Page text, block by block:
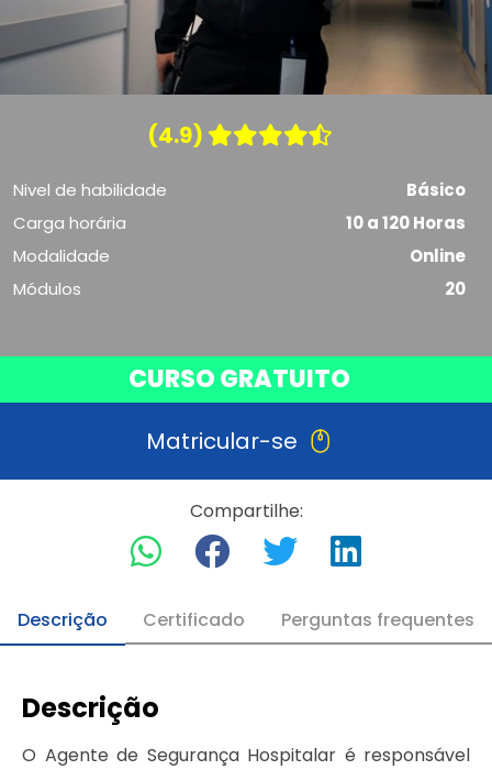
(4.9)
Nivel de habilidade
Básico
Carga horária
10 a 120 Horas
Modalidade
Online
Módulos
20
CURSO GRATUITO
Matricular-se
Compartilhe:
Descrição Certificado Perguntas frequentes
Descrição
O Agente de Segurança Hospitalar é responsável